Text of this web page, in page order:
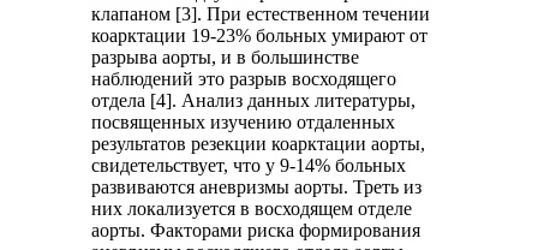
клапаном [3]. При естественном течении
коарктации 19-23% больных умирают от
разрыва аорты, и в большинстве
наблюдений это разрыв восходящего
отдела [4]. Анализ данных литературы,
посвященных изучению отдаленных
результатов резекции коарктации аорты,
свидетельствует, что у 9-14% больных
развиваются аневризмы аорты. Треть из
них локализуется в восходящем отделе
аорты. Факторами риска формирования